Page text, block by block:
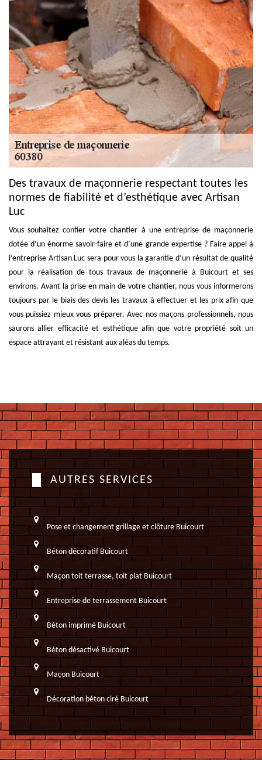
Des travaux de maçonnerie respectant toutes les
normes de fiabilité et d’esthétique avec Artisan
Luc
Vous souhaitez confier votre chantier à une entreprise de maçonnerie
dotée d’un énorme savoir-faire et d’une grande expertise ? Faire appel à
l’entreprise Artisan Luc sera pour vous la garantie d’un résultat de qualité
pour la réalisation de tous travaux de maçonnerie à Buicourt et ses
environs. Avant la prise en main de votre chantier, nous vous informerons
toujours par le biais des devis les travaux à effectuer et les prix afin que
vous puissiez mieux vous préparer. Avec nos maçons professionnels, nous
saurons allier efficacité et esthétique afin que votre propriété soit un
espace attrayant et résistant aux aléas du temps.
AUTRES SERVICES
Pose et changement grillage et clôture Buicourt
Béton décoratif Buicourt
Maçon toit terrasse, toit plat Buicourt
Entreprise de terrassement Buicourt
Béton imprimé Buicourt
Béton désactivé Buicourt
Maçon Buicourt
Décoration béton ciré Buicourt